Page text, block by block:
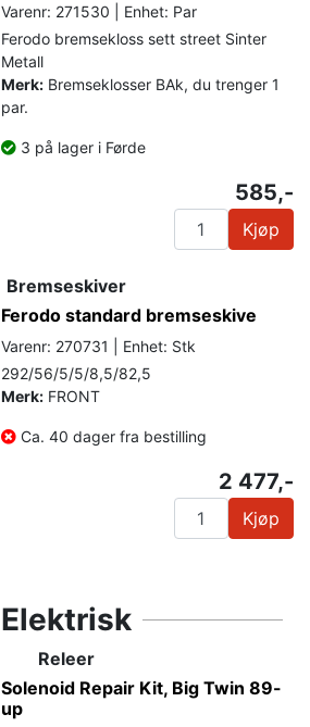
Varenr: 271530 | Enhet: Par
Ferodo bremsekloss sett street Sinter
Metall
Merk: Bremseklosser BAk, du trenger 1
par.
3 på lager i Førde
585,-
Kjøp
Bremseskiver
Ferodo standard bremseskive
Varenr: 270731 | Enhet: Stk
292/56/5/5/8,5/82,5
Merk: FRONT
Ca. 40 dager fra bestilling
2 477,-
Kjøp
Elektrisk
Releer
Solenoid Repair Kit, Big Twin 89-
up